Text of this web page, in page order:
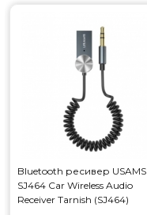
Bluetooth ресивер USAMS
SJ464 Car Wireless Audio
Receiver Tarnish (SJ464)